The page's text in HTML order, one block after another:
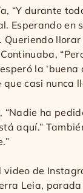
“Y durante
Esperando en
Queriendo
la ‘buena
casi nunca
“Nadie ha
aquí.”
de
Leia, parada